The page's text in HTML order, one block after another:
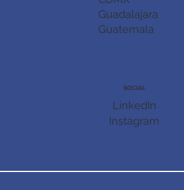
Guadalajara
Guatemala
LinkedIn
SOCIAL
Instagram